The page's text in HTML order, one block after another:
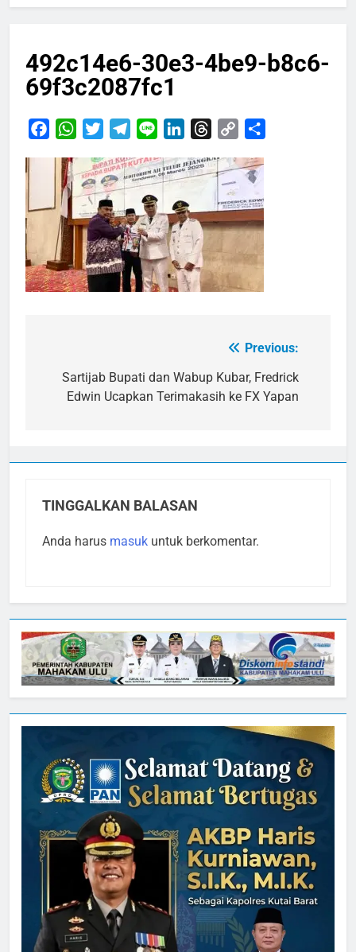
492c14e6-30e3-4be9-b8c6-
69f3c2087fc1
FacebookWhatsApp
TwitterTelegram
Line LinkedInThreads
Copy
pos
Previous:
Sartijab Bupati dan Wabup Kubar, Fredrick
Edwin Ucapkan Terimakasih ke FX Yapan
TINGGALKAN BALASAN
Anda harus masuk untuk berkomentar.